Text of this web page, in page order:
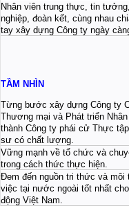
Nhân viên trung thực, tin
nghiệp, đoàn kết, cùng nhau
tay xây dựng Công ty ngày
TẦM NHÌN
Từng bước xây dựng Công ty
Thương mại và Phát triển
thành Công ty phái cử Thực
sư có chất lượng.
Vững mạnh về tổ chức và
trong cách thức thực hiện.
Đem đến nguồn tri thức và môi
việc tại nước ngoài tốt nhất
động Việt Nam.